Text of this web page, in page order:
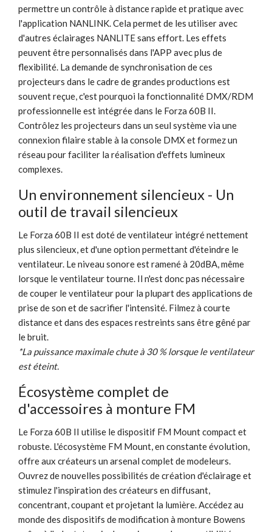
permettre un contrôle à distance rapide et pratique avec
l'application NANLINK. Cela permet de les utiliser avec
d'autres éclairages NANLITE sans effort. Les effets
peuvent être personnalisés dans l'APP avec plus de
flexibilité. La demande de synchronisation de ces
projecteurs dans le cadre de grandes productions est
souvent reçue, c'est pourquoi la fonctionnalité DMX/RDM
professionnelle est intégrée dans le Forza 60B II.
Contrôlez les projecteurs dans un seul système via une
connexion filaire stable à la console DMX et formez un
réseau pour faciliter la réalisation d'effets lumineux
complexes.
Un environnement silencieux - Un
outil de travail silencieux
Le Forza 60B II est doté de ventilateur intégré nettement
plus silencieux, et d'une option permettant d'éteindre le
ventilateur. Le niveau sonore est ramené à 20dBA, même
lorsque le ventilateur tourne. Il n'est donc pas nécessaire
de couper le ventilateur pour la plupart des applications de
prise de son et de sacrifier l'intensité. Filmez à courte
distance et dans des espaces restreints sans être gêné par
le bruit.
*La puissance maximale chute à 30 % lorsque le ventilateur
est éteint.
Écosystème complet de
d'accessoires à monture FM
Le Forza 60B II utilise le dispositif FM Mount compact et
robuste. L'écosystème FM Mount, en constante évolution,
offre aux créateurs un arsenal complet de modeleurs.
Ouvrez de nouvelles possibilités de création d'éclairage et
stimulez l'inspiration des créateurs en diffusant,
concentrant, coupant et projetant la lumière. Accédez au
monde des dispositifs de modification à monture Bowens